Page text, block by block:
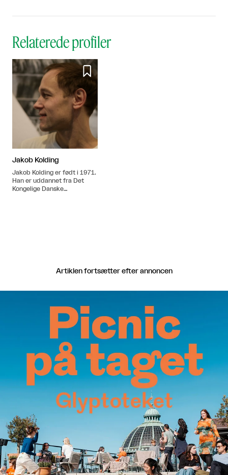
Relaterede profiler

Jakob Kolding
Jakob Kolding er født i 1971.
Han er uddannet fra Det
Kongelige Danske
Artiklen fortsætter efter annoncen